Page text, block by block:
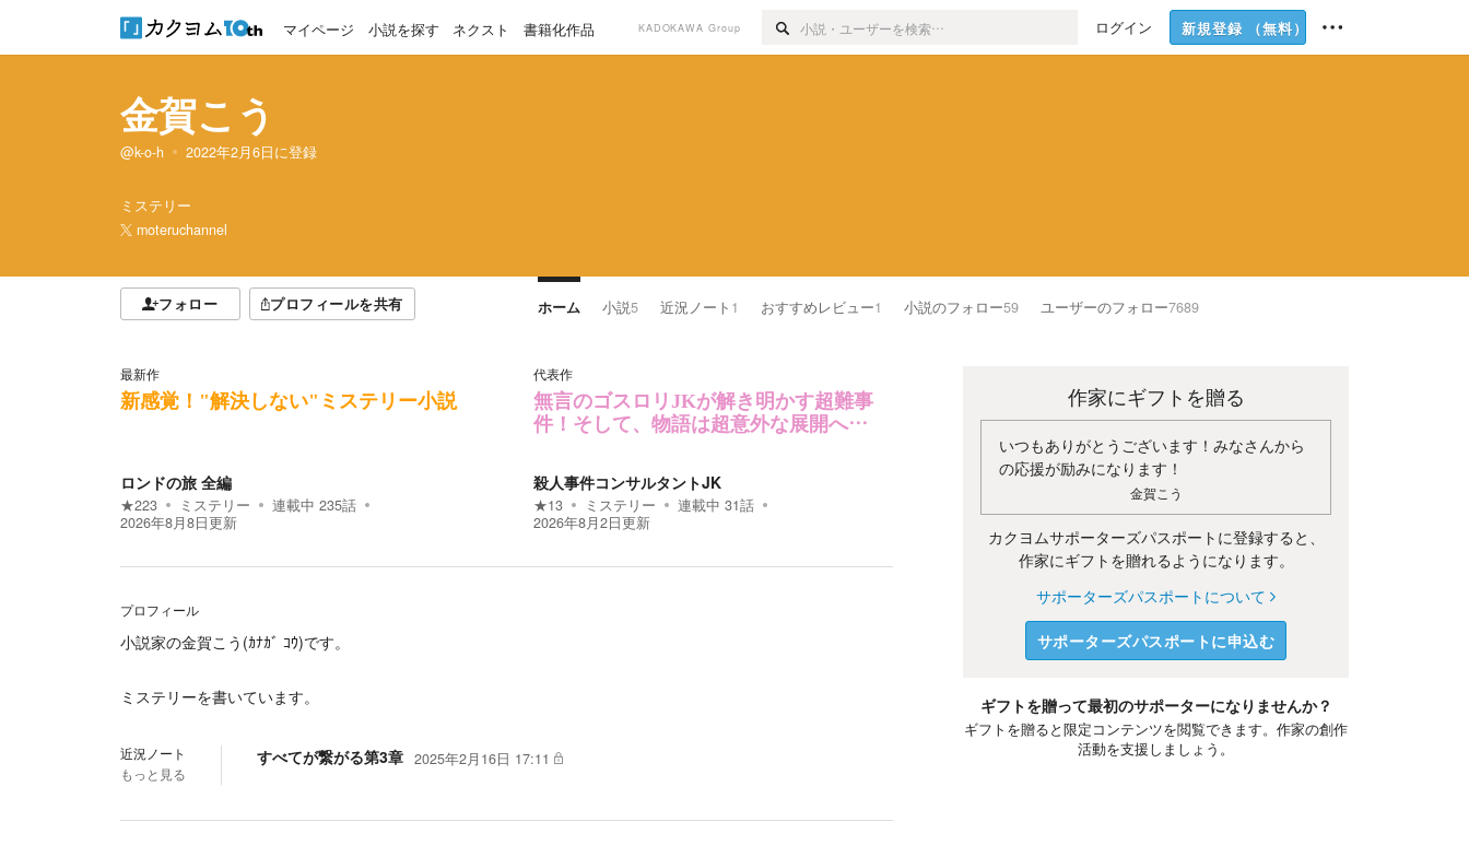
マイページ 小説を探す ネクスト 書籍化作品 KADOKAWA Group ログイン 新規登録 （無料）
金賀こう
@k-o-h 2022年2月6日に登録
ミステリー
moteruchannel
フォロー プロフィールを共有 ホーム 小説5 近況ノート 1 おすすめレビュー1 小説のフォロー59 ユーザーのフォロー7689
最新作
新感覚！"解決しない"ミステリー小説
ロンドの旅 全編
★223 ミステリー 連載中 235話
2026年8月8日更新
代表作
無言のゴスロリJKが解き明かす超難事
件！そして、物語は超意外な展開へ…
殺人事件コンサルタントJK
★13 ミステリー 連載中 31話
2026年8月2日更新
プロフィール
小説家の金賀こう(ｶﾅｶﾞ ｺｳ)です。
ミステリーを書いています。
近況ノート
もっと見る
すべてが繋がる第3章 2025年2月16日 17:11
作家にギフトを贈る
いつもありがとうございます！みなさんから
の応援が励みになります！
金賀こう
カクヨムサポーターズパスポートに登録すると、
作家にギフトを贈れるようになります。
サポーターズパスポートについて
サポーターズパスポートに申込む
ギフトを贈って最初のサポーターになりませんか？
ギフトを贈ると限定コンテンツを閲覧できます。作家の創作
活動を支援しましょう。